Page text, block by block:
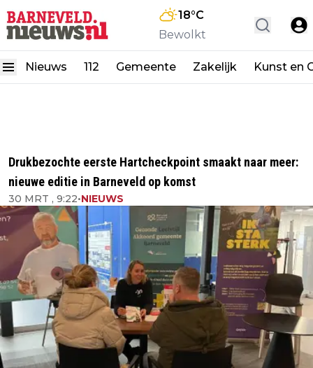
18°C
Bewolkt
Nieuws 112 Gemeente Zakelijk Kunst en
Drukbezochte eerste Hartcheckpoint smaakt naar meer:
nieuwe editie in Barneveld op komst
30 MRT , 9:22•NIEUWS